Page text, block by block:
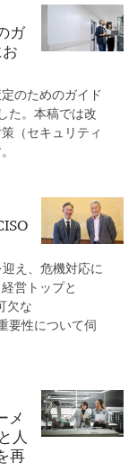
ガ
のためのガイド
た。本稿では改
（セキュリティ
え、危機対応に
営トップと
欠な
要性について伺
メ
人
再